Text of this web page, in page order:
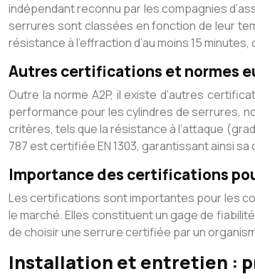
indépendant reconnu par les compagnies
serrures sont classées en fonction de leur
résistance à l’effraction d’au moins 15
Autres certifications et normes
Outre la norme A2P, il existe d’autres
performance pour les cylindres de serrures,
critères, tels que la résistance à l’attaque
787 est certifiée EN 1303, garantissant ainsi
Importance des certifications
Les certifications sont importantes pour les
le marché. Elles constituent un gage de
de choisir une serrure certifiée par un
Installation et entretien :